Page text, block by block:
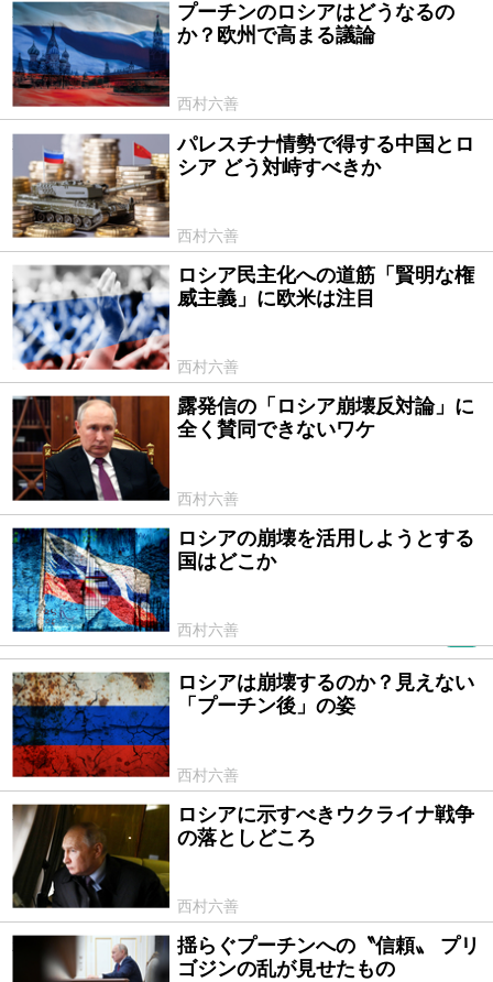
2023/12/13
プーチンのロシアはどうなるの
か？欧州で高まる議論
西村六善
2023/11/17
パレスチナ情勢で得する中国とロ
シア どう対峙すべきか
西村六善
2023/10/06
ロシア民主化への道筋「賢明な権
威主義」に欧米は注目
西村六善
2023/09/15
露発信の「ロシア崩壊反対論」に
全く賛同できないワケ
西村六善
2023/09/08
ロシアの崩壊を活用しようとする
国はどこか
西村六善
2023/08/25
ロシアは崩壊するのか？見えない
「プーチン後」の姿
西村六善
2023/07/27
ロシアに示すべきウクライナ戦争
の落としどころ
西村六善
揺らぐプーチンへの〝信頼〟 プリ
ゴジンの乱が見せたもの